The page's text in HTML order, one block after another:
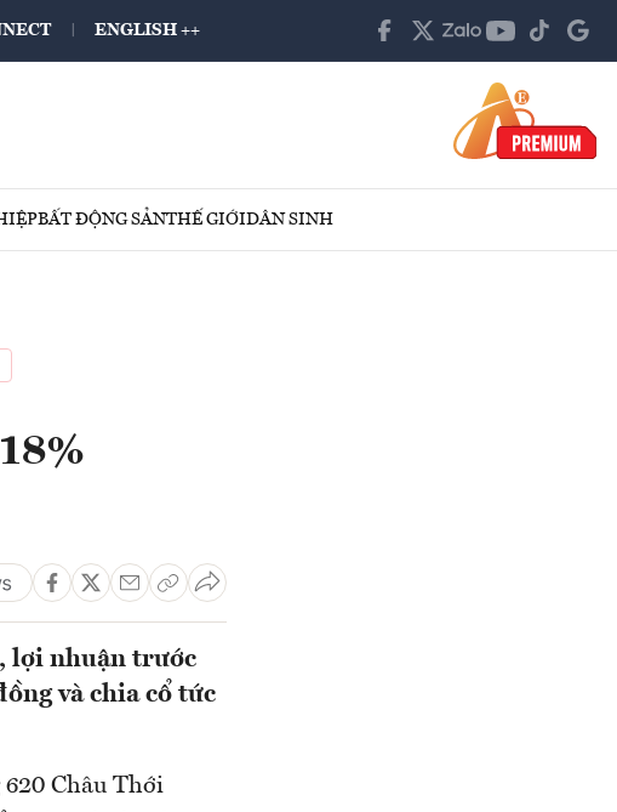
ENGLISH ++
BẤT ĐỘNG SẢNTHẾ GIỚIDÂN SINH
lợi nhuận trước
và chia cổ tức
Châu Thới